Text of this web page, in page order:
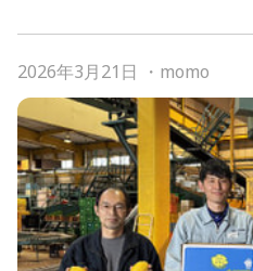
2026年3月21日 ・ momo